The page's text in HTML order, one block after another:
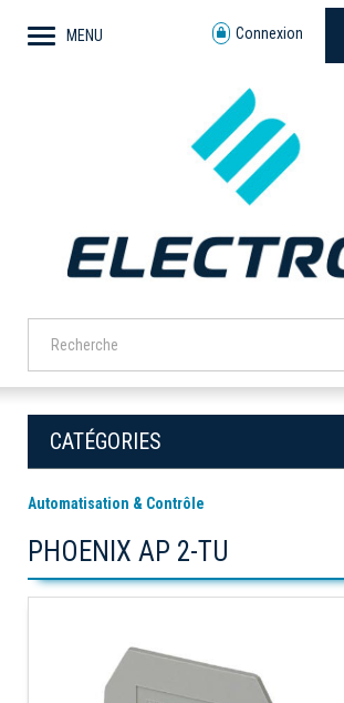
MENU Connexion
CATÉGORIES
Automatisation & Contrôle
PHOENIX AP 2-TU